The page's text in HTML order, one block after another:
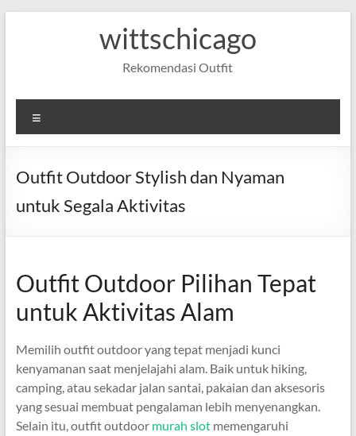
wittschicago
Rekomendasi Outfit
Outfit Outdoor Stylish dan Nyaman
untuk Segala Aktivitas
Outfit Outdoor Pilihan Tepat
untuk Aktivitas Alam
Memilih outfit outdoor yang tepat menjadi kunci
kenyamanan saat menjelajahi alam. Baik untuk hiking,
camping, atau sekadar jalan santai, pakaian dan aksesoris
yang sesuai membuat pengalaman lebih menyenangkan.
Selain itu, outfit outdoor murah slot memengaruhi